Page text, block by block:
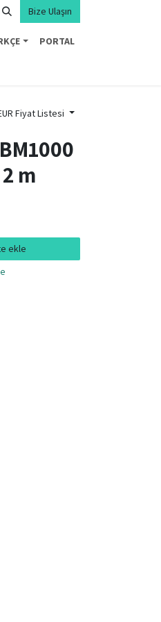
Bize Ulaşın
PORTAL
Fiyat Listesi
m
ekle